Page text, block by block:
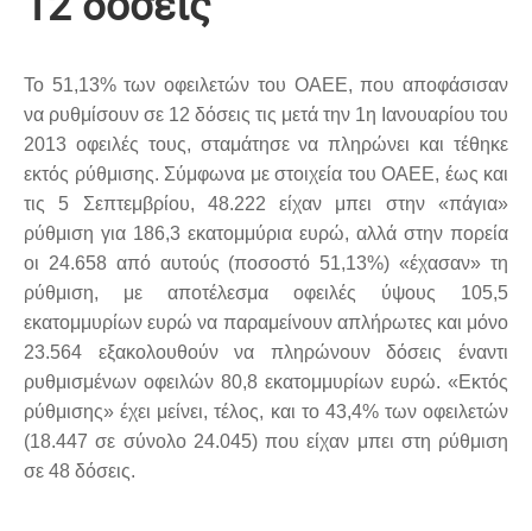
Το 51,13% των οφειλετών του ΟΑΕΕ, που αποφάσισαν
να ρυθμίσουν σε 12 δόσεις τις μετά την 1η Ιανουαρίου του
2013 οφειλές τους, σταμάτησε να πληρώνει και τέθηκε
εκτός ρύθμισης. Σύμφωνα με στοιχεία του ΟΑΕΕ, έως και
τις 5 Σεπτεμβρίου, 48.222 είχαν μπει στην «πάγια»
ρύθμιση για 186,3 εκατομμύρια ευρώ, αλλά στην πορεία
οι 24.658 από αυτούς (ποσοστό 51,13%) «έχασαν» τη
ρύθμιση, με αποτέλεσμα οφειλές ύψους 105,5
εκατομμυρίων ευρώ να παραμείνουν απλήρωτες και μόνο
23.564 εξακολουθούν να πληρώνουν δόσεις έναντι
ρυθμισμένων οφειλών 80,8 εκατομμυρίων ευρώ. «Εκτός
ρύθμισης» έχει μείνει, τέλος, και το 43,4% των οφειλετών
(18.447 σε σύνολο 24.045) που είχαν μπει στη ρύθμιση
σε 48 δόσεις.